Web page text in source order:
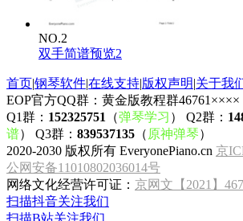
NO.2
双手简谱预览2
首页|钢琴软件|在线支持|版权声明|关于我
EOP官方QQ群：黄金版教程群46761××××
Q1群： 152325751 （弹琴学习 ） Q2群：
谱） Q3群： 839537135 （ 原神弹琴）
2020-2030 版权所有 EveryonePiano.cn 京
公网安备11010802036014号
网络文化经营许可证： 京网文【2021】
扫描抖音关注我们
扫描B站关注我们